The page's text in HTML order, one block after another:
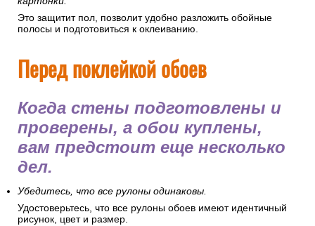
Это защитит пол, позволит удобно разложить обойные
полосы и подготовиться к оклеиванию.
Перед поклейкой обоев
Когда стены подготовлены и
проверены, а обои куплены,
вам предстоит еще несколько
дел.
Убедитесь, что все рулоны одинаковы.
Удостоверьтесь, что все рулоны обоев имеют идентичный
рисунок, цвет и размер.